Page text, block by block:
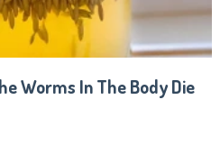
Worms In The Body Die